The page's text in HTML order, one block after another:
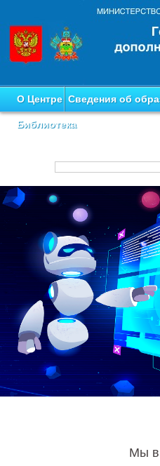
О Центре Сведения об
Библиотека
Мы в